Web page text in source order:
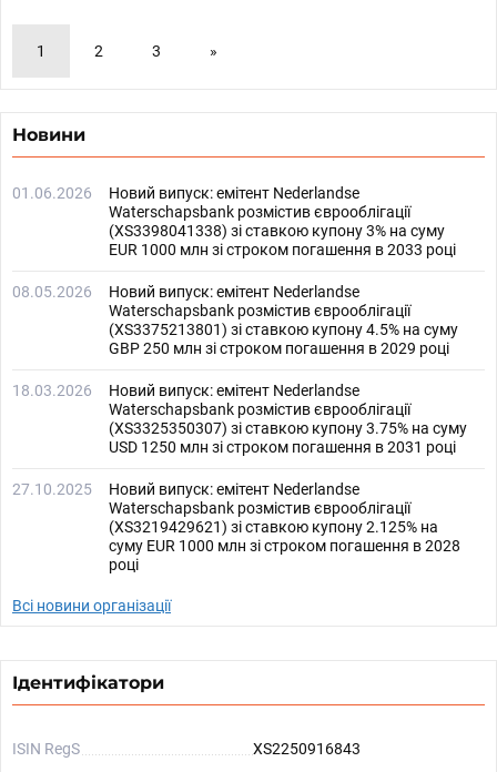
1 2 3 »
Новини
01.06.2026
Новий випуск: емітент Nederlandse
Waterschapsbank розмістив єврооблігації
(XS3398041338) зі ставкою купону 3% на суму
EUR 1000 млн зі строком погашення в 2033 році
08.05.2026
Новий випуск: емітент Nederlandse
Waterschapsbank розмістив єврооблігації
(XS3375213801) зі ставкою купону 4.5% на суму
GBP 250 млн зі строком погашення в 2029 році
18.03.2026
Новий випуск: емітент Nederlandse
Waterschapsbank розмістив єврооблігації
(XS3325350307) зі ставкою купону 3.75% на суму
USD 1250 млн зі строком погашення в 2031 році
27.10.2025
Новий випуск: емітент Nederlandse
Waterschapsbank розмістив єврооблігації
(XS3219429621) зі ставкою купону 2.125% на
суму EUR 1000 млн зі строком погашення в 2028
році
Всі новини організації
Ідентифікатори
ISIN RegS
XS2250916843